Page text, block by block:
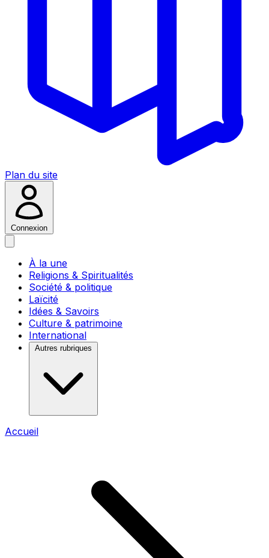
Plan du site
Connexion
À la une
Religions & Spiritualités
Société & politique
Laïcité
Idées & Savoirs
Culture & patrimoine
International
Autres rubriques
Accueil